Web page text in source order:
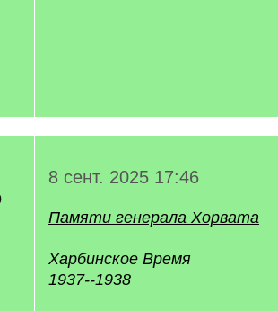
8 сент. 2025 17:46
Памяти генерала Хорвата
Харбинское Время
1937--1938